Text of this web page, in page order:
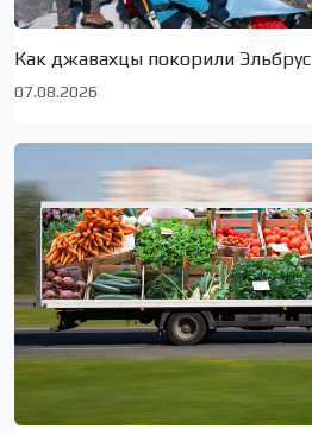
Как джавахцы покорили Эльбрус
07.08.2026